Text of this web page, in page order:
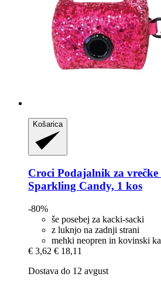
Košarica
Croci Podajalnik za vrečke
Sparkling Candy, 1 kos
-80%
še posebej za kacki-sacki
z luknjo na zadnji strani
mehki neopren in kovinski
€ 3,62 € 18,11
Dostava do 12 avgust